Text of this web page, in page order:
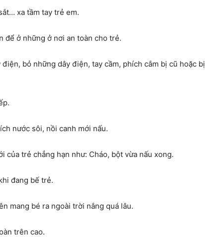
xa tầm tay trẻ em.
để ở những ở nơi an toàn cho trẻ.
bỏ những dây điện, tay cầm, phích cắm bị cũ hoặc bị
nước sôi, nồi canh mới nấu.
của trẻ chẳng hạn như: Cháo, bột vừa nấu xong.
đang bế trẻ.
mang bé ra ngoài trời nắng quá lâu.
trên cao.